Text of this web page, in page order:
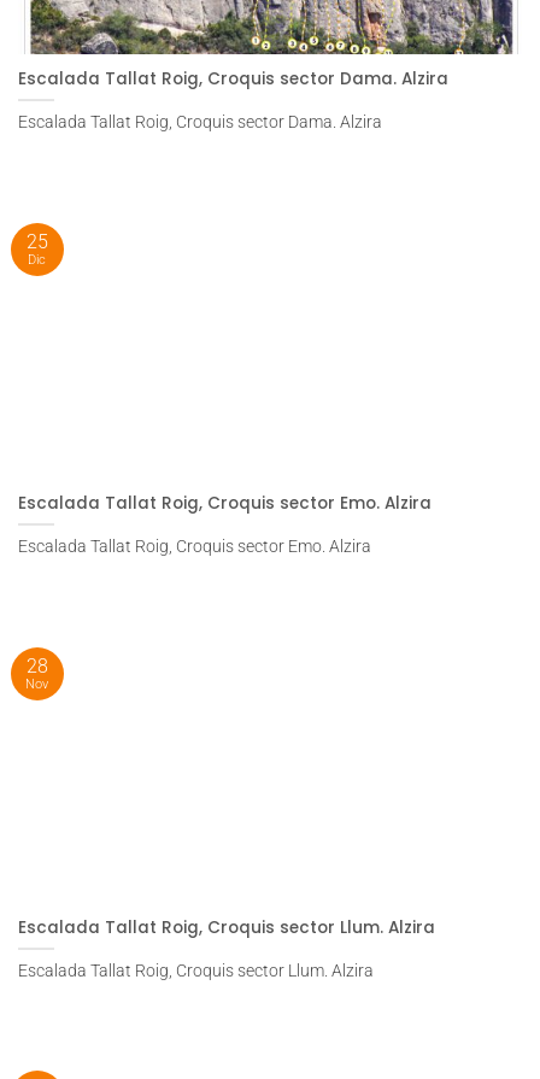
Escalada Tallat Roig, Croquis sector Dama. Alzira
Escalada Tallat Roig, Croquis sector Dama. Alzira
Escalada Tallat Roig, Croquis sector Emo. Alzira
Escalada Tallat Roig, Croquis sector Emo. Alzira
25
Dic
Escalada Tallat Roig, Croquis sector Llum. Alzira
Escalada Tallat Roig, Croquis sector Llum. Alzira
28
Nov